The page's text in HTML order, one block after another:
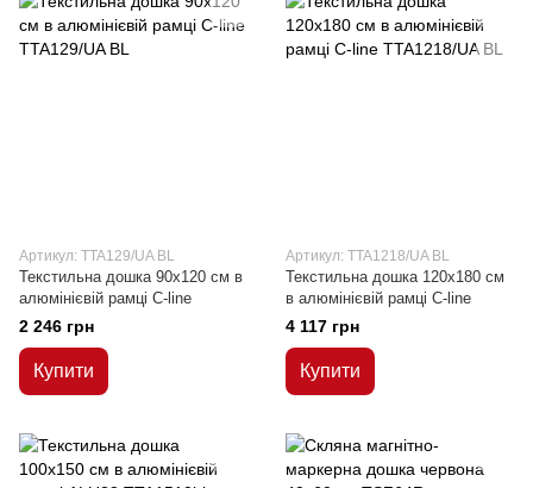
Артикул: TTA129/UA BL
Текстильна дошка 90x120 см в
алюмінієвій рамці C-line
2 246 грн
Купити
Артикул: TTA1218/UA BL
Текстильна дошка 120x180 см
в алюмінієвій рамці C-line
4 117 грн
Купити